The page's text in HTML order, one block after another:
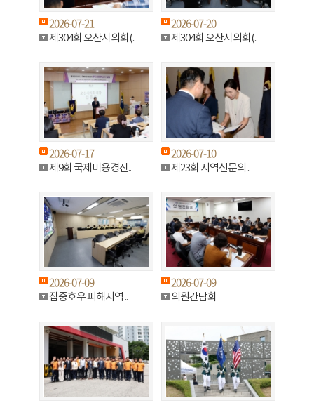
2026-07-21
제304회 오산시의회(..
2026-07-20
제304회 오산시의회(..
2026-07-17
제9회 국제미용경진..
2026-07-10
제23회 지역신문의 ..
2026-07-09
집중호우 피해지역 ..
2026-07-09
의원간담회